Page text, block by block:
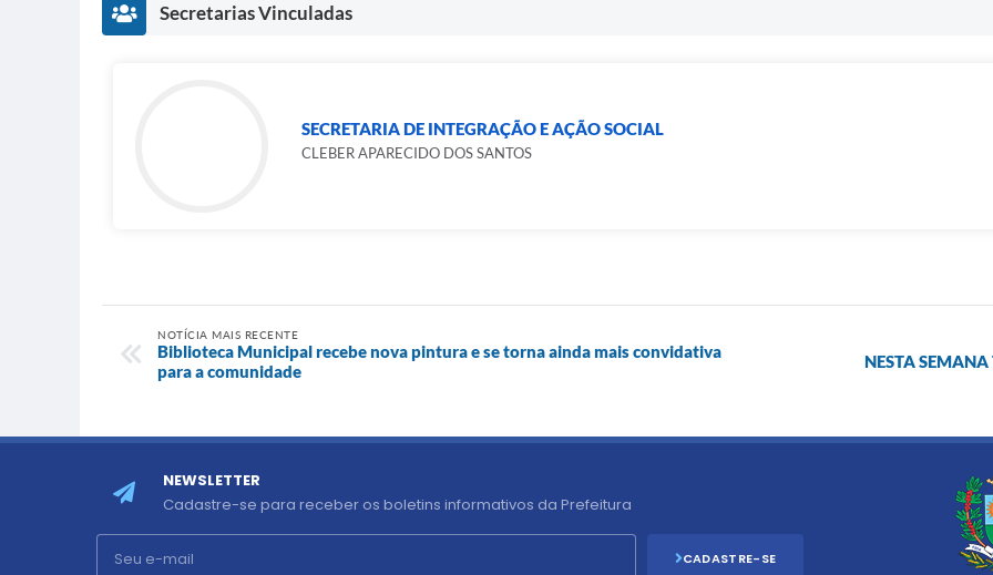
Secretarias Vinculadas
SECRETARIA DE INTEGRAÇÃO E AÇÃO SOCIAL
CLEBER APARECIDO DOS SANTOS
NOTÍCIA MAIS RECENTE
Biblioteca Municipal recebe nova pintura e se torna ainda mais convidativa
para a comunidade
NESTA
NEWSLETTER
Cadastre-se para receber os boletins informativos da Prefeitura
CADASTRE-SE